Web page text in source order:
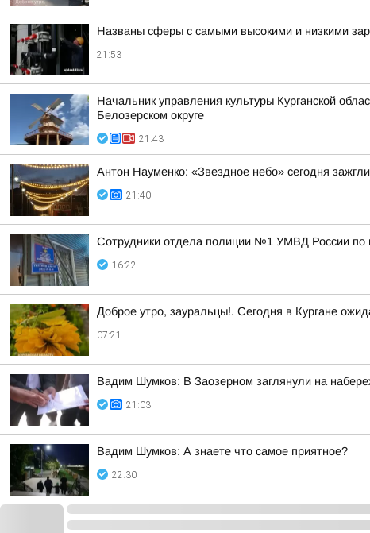
Названы сферы с самыми высокими и низкими
21:53
Начальник управления культуры Курганской
Белозерском округе
21:43
Антон Науменко: «Звездное небо» сегодня
21:40
Сотрудники отдела полиции №1 УМВД России по
16:22
Доброе утро, зауральцы!. Сегодня в Кургане
07:21
Вадим Шумков: В Заозерном заглянули на
21:03
Вадим Шумков: А знаете что самое приятное?
22:30